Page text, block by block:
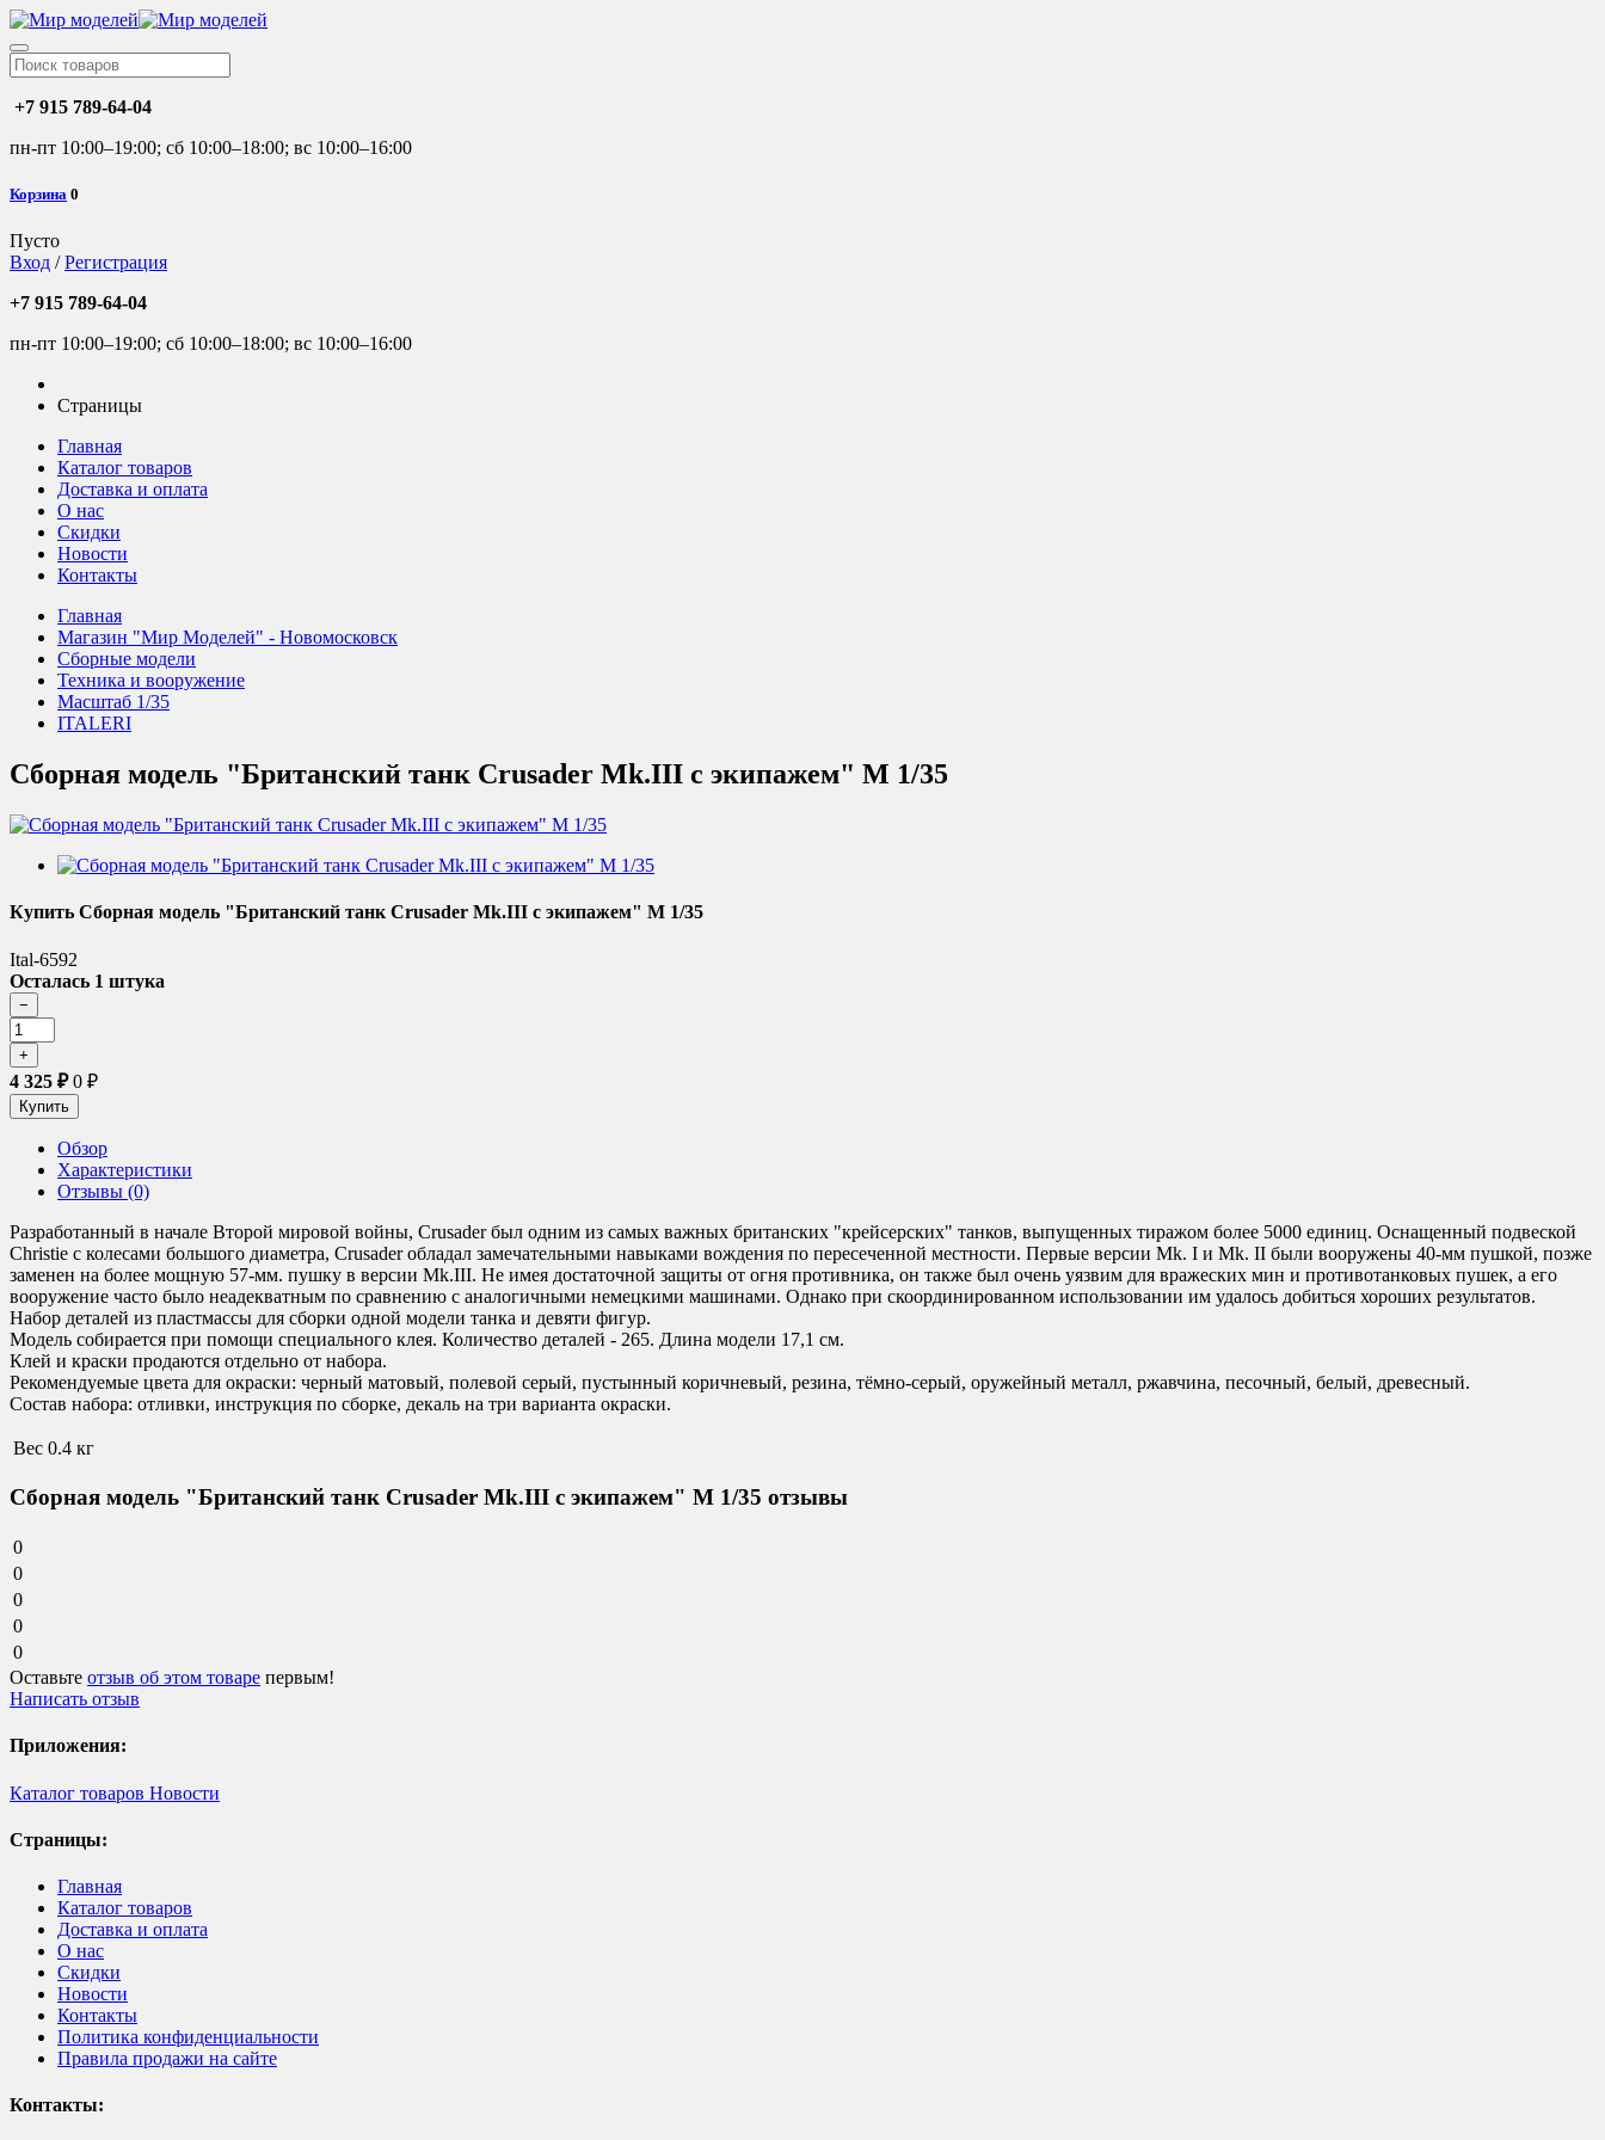
+7 915 789-64-04
пн-пт 10:00–19:00; сб 10:00–18:00; вс 10:00–16:00
Корзина 0
Пусто
Вход /Регистрация
+7 915 789-64-04
пн-пт 10:00–19:00; сб 10:00–18:00; вс 10:00–16:00
Страницы
Главная
Каталог товаров
Доставка и оплата
О нас
Скидки
Новости
Контакты
Главная
Магазин "Мир Моделей" - Новомосковск
Сборные модели
Техника и вооружение
Масштаб 1/35
ITALERI
Сборная модель "Британский танк Crusader Mk.III с экипажем" М 1/35
Купить Сборная модель "Британский танк Crusader Mk.III с экипажем" М 1/35
Ital-6592
Осталась 1 штука
4 325 ₽0 ₽
Обзор
Характеристики
Отзывы (0)
Разработанный в начале Второй мировой войны, Crusader был одним из самых важных британских "крейсерских" танков, выпущенных тиражом более 5000 единиц. Оснащенный подвеской
Christie с колесами большого диаметра, Crusader обладал замечательными навыками вождения по пересеченной местности. Первые версии Mk. I и Mk. II были вооружены 40-мм пушкой, позже
заменен на более мощную 57-мм. пушку в версии Mk.III. Не имея достаточной защиты от огня противника, он также был очень уязвим для вражеских мин и противотанковых пушек, а его
вооружение часто было неадекватным по сравнению с аналогичными немецкими машинами. Однако при скоординированном использовании им удалось добиться хороших результатов.
Набор деталей из пластмассы для сборки одной модели танка и девяти фигур.
Модель собирается при помощи специального клея. Количество деталей - 265. Длина модели 17,1 см.
Клей и краски продаются отдельно от набора.
Рекомендуемые цвета для окраски: черный матовый, полевой серый, пустынный коричневый, резина, тёмно-серый, оружейный металл, ржавчина, песочный, белый, древесный.
Состав набора: отливки, инструкция по сборке, декаль на три варианта окраски.
Вес 0.4 кг
Сборная модель "Британский танк Crusader Mk.III с экипажем" М 1/35 отзывы
0
0
0
0
0
Оставьте отзыв об этом товаре первым!
Написать отзыв
Приложения:
Каталог товаров Новости
Страницы:
Главная
Каталог товаров
Доставка и оплата
О нас
Скидки
Новости
Контакты
Политика конфиденциальности
Правила продажи на сайте
Контакты: